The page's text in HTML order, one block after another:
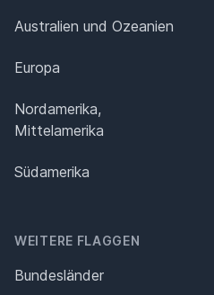
Australien und Ozeanien
Europa
Nordamerika,
Mittelamerika
Südamerika
WEITERE FLAGGEN
Bundesländer